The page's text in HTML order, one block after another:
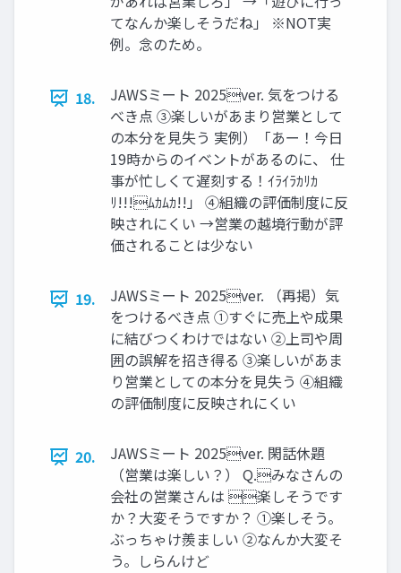
てなんか楽しそうだね」 ※NOT実
例。念のため。
18.
JAWSミート 2025ver. 気をつける
べき点 ③楽しいがあまり営業として
の本分を⾒失う 実例）「あー！今⽇
19時からのイベントがあるのに、 仕
事が忙しくて遅刻する！ｲﾗｲﾗｶﾘｶ
ﾘ!!!ﾑｶﾑｶ!!」 ④組織の評価制度に反
映されにくい →営業の越境⾏動が評
価されることは少ない
19.
JAWSミート 2025ver. （再掲）気
をつけるべき点 ①すぐに売上や成果
に結びつくわけではない ②上司や周
囲の誤解を招き得る ③楽しいがあま
り営業としての本分を⾒失う ④組織
の評価制度に反映されにくい
20.
JAWSミート 2025ver. 閑話休題
（営業は楽しい？） Q.みなさんの
会社の営業さんは 楽しそうです
か？⼤変そうですか？ ①楽しそう。
ぶっちゃけ羨ましい ②なんか⼤変そ
う。しらんけど